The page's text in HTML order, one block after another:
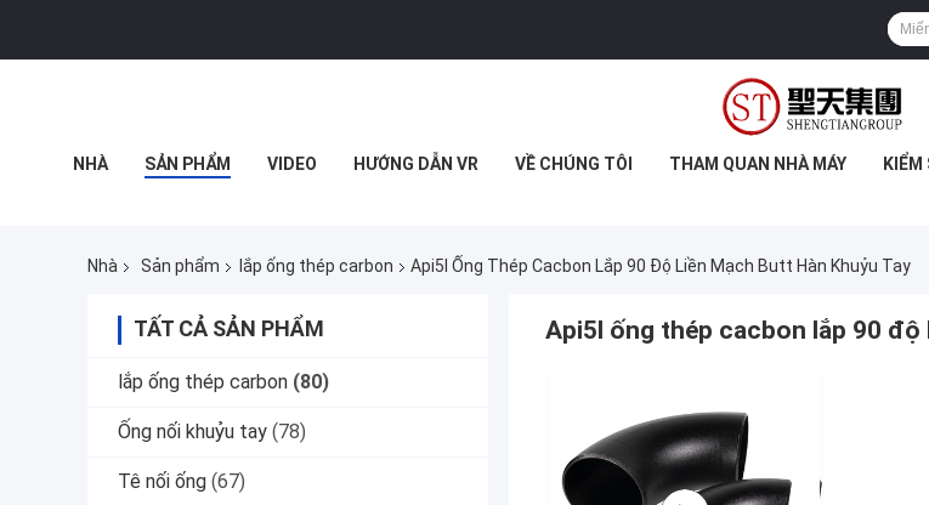
NHÀ SẢN PHẨM VIDEO HƯỚNG DẪN VR VỀ CHÚNG TÔI THAM QUAN NHÀ MÁY
Nhà Sản phẩm lắp ống thép carbon Api5l Ống Thép Cacbon Lắp 90 Độ Liền Mạch Butt Hàn Khuỷu Tay
TẤT CẢ SẢN PHẨM
lắp ống thép carbon (80)
Ống nối khuỷu tay (78)
Tê nối ống (67)
Api5l ống thép cacbon lắp 90